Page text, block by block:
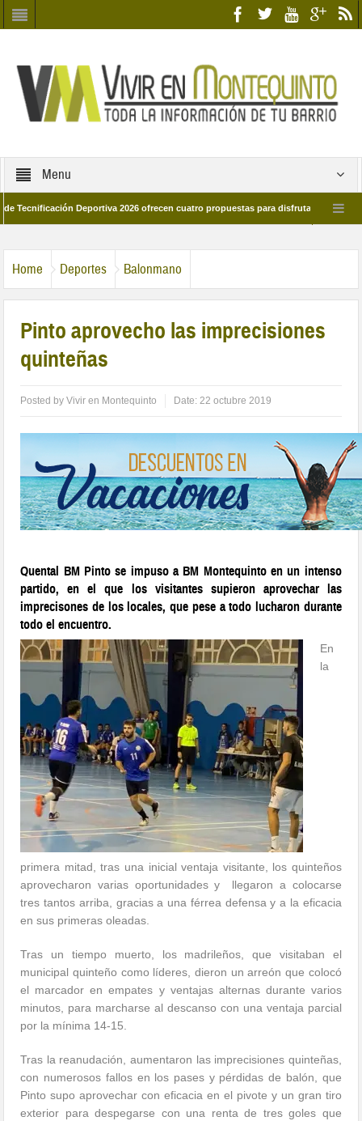
Menu
Deportiva 2026 ofrecen cuatro propuestas para disfrutar del deporte este
Home Deportes Balonmano
Pinto aprovecho las imprecisiones
quinteñas
Posted byVivir en Montequinto Date:22 octubre 2019
Quental BM Pinto se impuso a BM Montequinto en un intenso
partido, en el que los visitantes supieron aprovechar las
imprecisones de los locales, que pese a todo lucharon durante
todo el encuentro.
En
la
primera mitad, tras una inicial ventaja visitante, los quinteños
aprovecharon varias oportunidades y llegaron a colocarse
tres tantos arriba, gracias a una férrea defensa y a la eficacia
en sus primeras oleadas.
Tras un tiempo muerto, los madrileños, que visitaban el
municipal quinteño como líderes, dieron un arreón que colocó
el marcador en empates y ventajas alternas durante varios
minutos, para marcharse al descanso con una ventaja parcial
por la mínima 14-15.
Tras la reanudación, aumentaron las imprecisiones quinteñas,
con numerosos fallos en los pases y pérdidas de balón, que
Pinto supo aprovechar con eficacia en el pivote y un gran tiro
exterior para despegarse con una renta de tres goles que